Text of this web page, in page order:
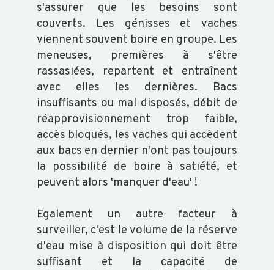
GARANTIE
FORMATION
VOUS
CATALOGUE
DOCUMENTS
GÉNÉRAUX
s'assurer que les besoins sont
couverts. Les génisses et vaches
viennent souvent boire en groupe. Les
meneuses, premières à s'être
rassasiées, repartent et entraînent
avec elles les dernières. Bacs
insuffisants ou mal disposés, débit de
réapprovisionnement trop faible,
accès bloqués, les vaches qui accèdent
aux bacs en dernier n'ont pas toujours
la possibilité de boire à satiété, et
peuvent alors 'manquer d'eau' !
Egalement un autre facteur à
surveiller, c'est le volume de la réserve
d'eau mise à disposition qui doit être
suffisant et la capacité de